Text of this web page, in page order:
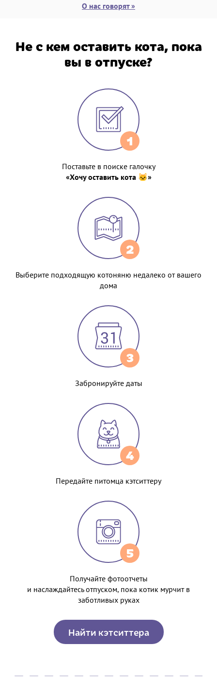
О нас говорят »
Не с кем оставить кота, пока
вы в отпуске?
1
Поставьте в поиске галочку
«Хочу оставить кота 🐱»
2
Выберите подходящую котоняню недалеко от вашего
дома
3
Забронируйте даты
4
Передайте питомца кэтситтеру
5
Получайте фотоотчеты
и наслаждайтесь отпуском, пока котик мурчит в
заботливых руках
Найти кэтситтера